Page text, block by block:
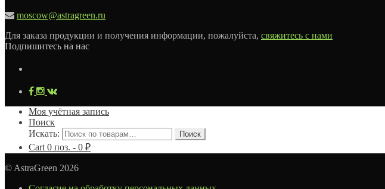
moscow@astragreen.ru
Для заказа продукции и получения информации, пожалуйста, свяжитесь с нами
Подпишитесь на нас
Моя учётная запись
Поиск
Искать:
Поиск
Cart 0 поз. - 0 ₽
© AstraGreen 2026